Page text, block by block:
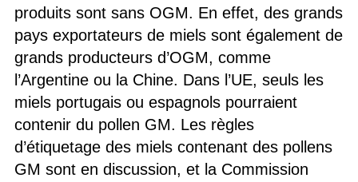
produits sont sans OGM. En effet, des grands
pays exportateurs de miels sont également de
grands producteurs d’OGM, comme
l’Argentine ou la Chine. Dans l’UE, seuls les
miels portugais ou espagnols pourraient
contenir du pollen GM. Les règles
d’étiquetage des miels contenant des pollens
GM sont en discussion, et la Commission